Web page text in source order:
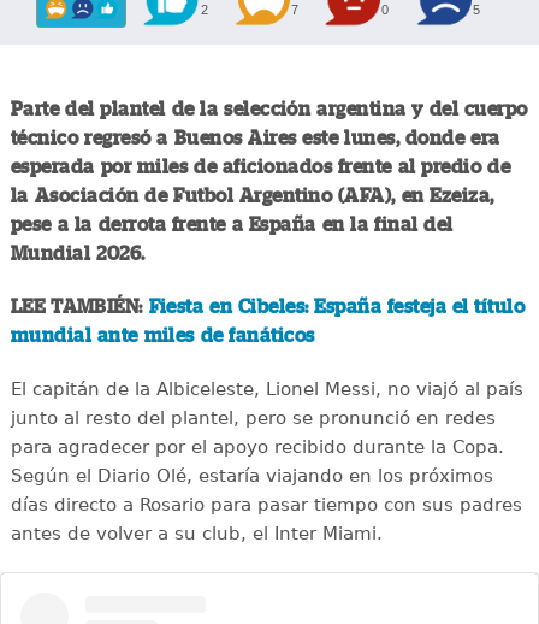
2 7 0 5
Parte del plantel de la selección argentina y del cuerpo
técnico regresó a Buenos Aires este lunes, donde era
esperada por miles de aficionados frente al predio de
la Asociación de Futbol Argentino (AFA), en Ezeiza,
pese a la derrota frente a España en la final del
Mundial 2026.
LEE TAMBIÉN: Fiesta en Cibeles: España festeja el título
mundial ante miles de fanáticos
El capitán de la Albiceleste, Lionel Messi, no viajó al país
junto al resto del plantel, pero se pronunció en redes
para agradecer por el apoyo recibido durante la Copa.
Según el Diario Olé, estaría viajando en los próximos
días directo a Rosario para pasar tiempo con sus padres
antes de volver a su club, el Inter Miami.